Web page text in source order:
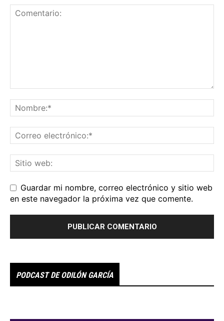
Guardar mi nombre, correo electrónico y sitio web
en este navegador la próxima vez que comente.
PODCAST DE ODILÓN GARCÍA